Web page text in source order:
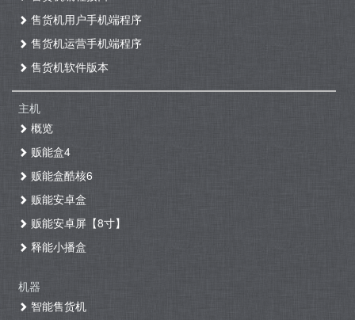
售货机用户手机端程序
售货机运营手机端程序
售货机软件版本
主机
概览
贩能盒4
贩能盒酷核6
贩能安卓盒
贩能安卓屏【8寸】
释能小播盒
机器
智能售货机